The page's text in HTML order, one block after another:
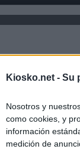
Kiosko.net - Su
Nosotros y
como cookies, y
información
medición de